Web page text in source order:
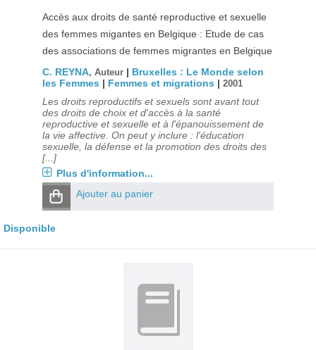
Accès aux droits de santé reproductive et sexuelle
des femmes migantes en Belgique : Etude de cas
des associations de femmes migrantes en Belgique
C. REYNA, Auteur | Bruxelles : Le Monde selon
les Femmes | Femmes et migrations | 2001
Les droits reproductifs et sexuels sont avant tout
des droits de choix et d'accès à la santé
reproductive et sexuelle et à l'épanouissement de
la vie affective. On peut y inclure : l'éducation
sexuelle, la défense et la promotion des droits des
[...]
Plus d'information...
Ajouter au panier
Disponible